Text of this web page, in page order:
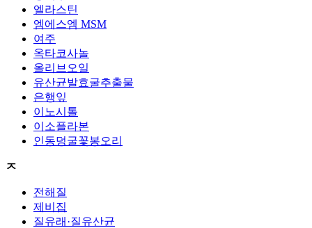
엘라스틴
엠에스엠 MSM
여주
옥타코사놀
올리브오일
유산균발효굴추출물
은행잎
이노시톨
이소플라본
인동덩굴꽃봉오리
ㅈ
전해질
제비집
질유래·질유산균